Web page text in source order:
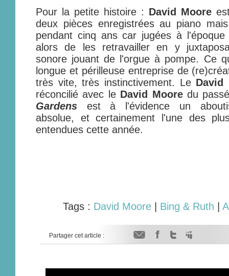
Pour la petite histoire : David Moore
deux pièces enregistrées au piano
pendant cinq ans car jugées à
alors de les retravailler en y
sonore jouant de l'orgue à pompe. Ce
longue et périlleuse entreprise de
très vite, très instinctivement. Le David
réconcilié avec le David Mooredu
Gardens est à l'évidence un
absolue, et certainement l'une des
entendues cette année.
Tags : David Moore Bing & Ruth
Partager cet article :